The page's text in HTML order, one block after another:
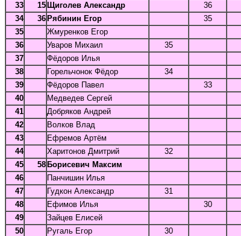
33
15 Щиголев Александр 36
34
36 Рябинин Егор 35
35
Жмуренков Егор
36
Уваров Михаил 35
37
Фёдоров Илья
38
Горельчонок Фёдор 34
39
Фёдоров Павел 33
40
Медведев Сергей
41
Добряков Андрей
42
Волков Влад
43
Ефремов Артём
44
Харитонов Дмитрий 32
45
58 Борисевич Максим
46
Панчишин Илья
47
Гудкон Александр 31
48
Ефимов Илья 30
49
Зайцев Елисей
50
Ругаль Егор 30